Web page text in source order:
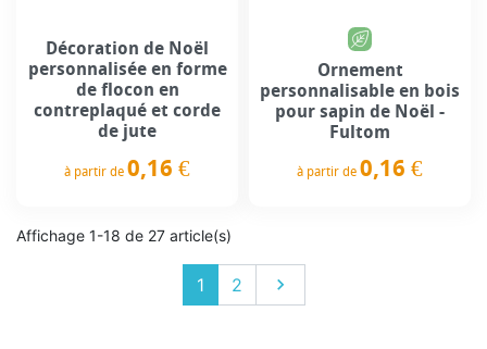
Décoration de Noël
personnalisée en forme
de flocon en
contreplaqué et corde
de jute
à partir de 0,16 €
Ornement
personnalisable en bois
pour sapin de Noël -
Fultom
à partir de 0,16 €
Affichage 1-18 de 27 article(s)
1 2 Suivant
